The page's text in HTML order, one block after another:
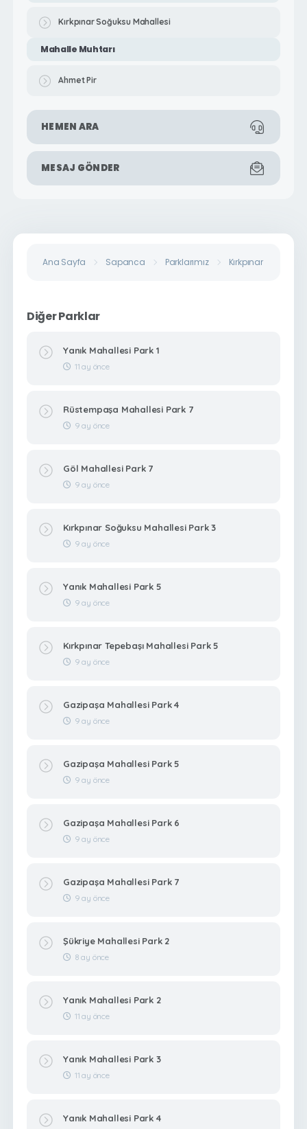
Kırkpınar Soğuksu Mahallesi
Mahalle Muhtarı
Ahmet Pir
HEMEN ARA
MESAJ GÖNDER
Ana Sayfa Sapanca Parklarımız Kırkpınar Soğuksu
Diğer Parklar
Yanık Mahallesi Park 1
11 ay önce
Rüstempaşa Mahallesi Park 7
9 ay önce
Göl Mahallesi Park 7
9 ay önce
Kırkpınar Soğuksu Mahallesi Park 3
9 ay önce
Yanık Mahallesi Park 5
9 ay önce
Kırkpınar Tepebaşı Mahallesi Park 5
9 ay önce
Gazipaşa Mahallesi Park 4
9 ay önce
Gazipaşa Mahallesi Park 5
9 ay önce
Gazipaşa Mahallesi Park 6
9 ay önce
Gazipaşa Mahallesi Park 7
9 ay önce
Şükriye Mahallesi Park 2
8 ay önce
Yanık Mahallesi Park 2
11 ay önce
Yanık Mahallesi Park 3
11 ay önce
Yanık Mahallesi Park 4